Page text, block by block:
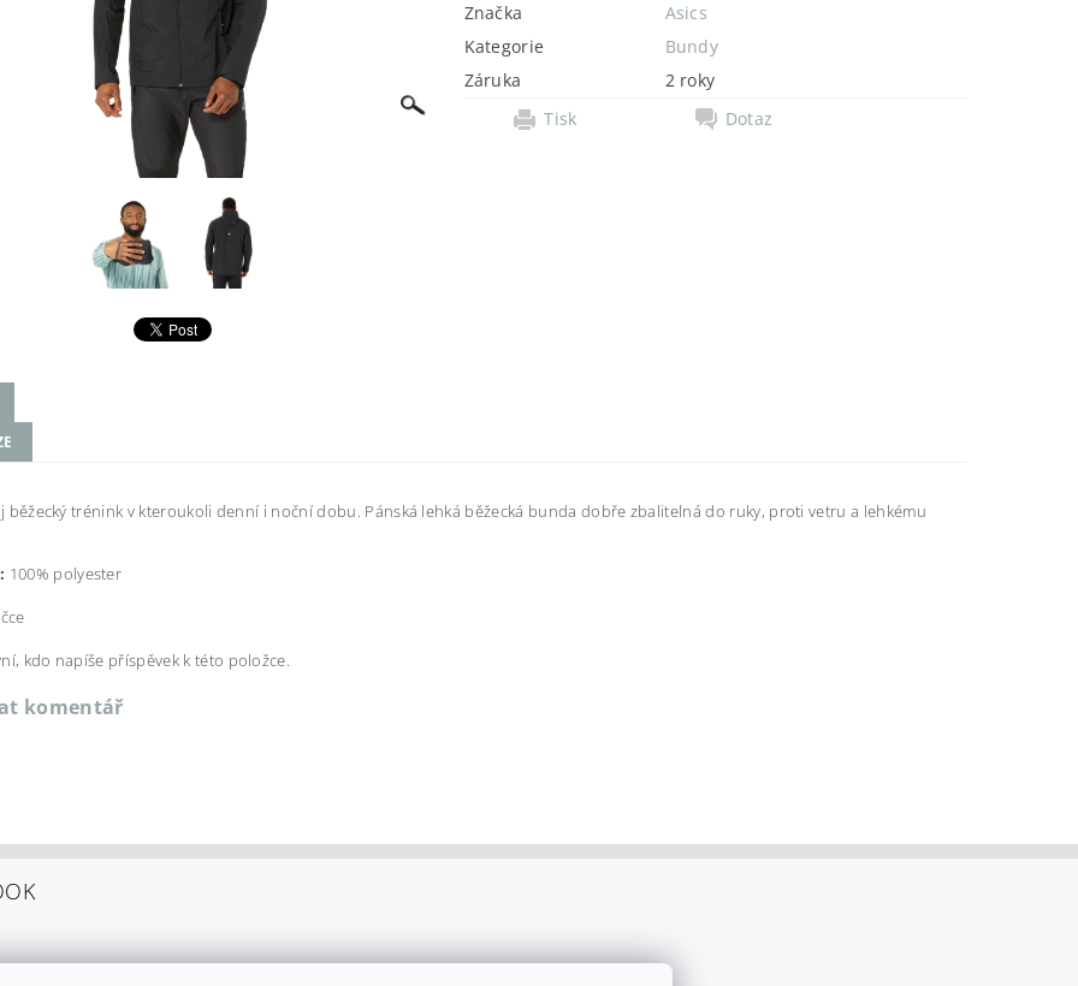
Značka
Asics
Kategorie
Bundy
Záruka
2 roky
Tisk
Dotaz
běžecký trénink v kteroukoli denní i noční dobu. Pánská lehká běžecká bunda dobře zbalitelná do ruky, proti vetru a lehkému
100% polyester
kdo napíše příspěvek k této položce.
komentář